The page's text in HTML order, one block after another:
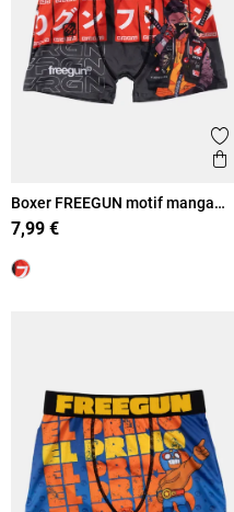
Boxer FREEGUN motif manga
garçon
7,99 €